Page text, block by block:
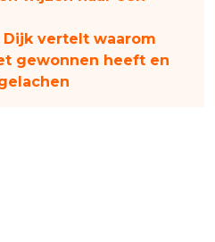
vertelt waarom
gewonnen heeft en